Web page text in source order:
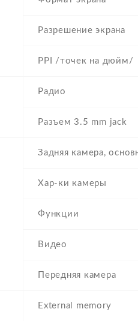
Разрешение экрана
PPI /точек на дюйм/
Радио
Разъем 3.5 mm jack
Задняя камера,
Хар-ки камеры
Функции
Видео
Передняя камера
External memory